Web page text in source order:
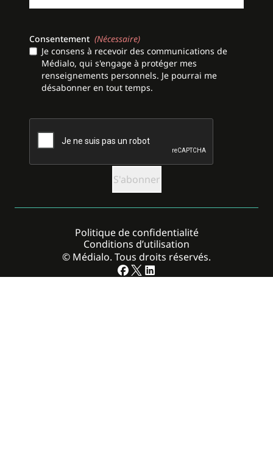
Consentement (Nécessaire)
Je consens à recevoir des communications de
Médialo, qui s'engage à protéger mes
renseignements personnels. Je pourrai me
désabonner en tout temps.
CAPTCHA
© Médialo. Tous droits réservés.
Politique de confidentialité
Conditions d’utilisation